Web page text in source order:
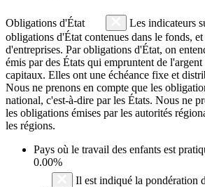
Obligations d'État
Les indicateurs
obligations d'État contenues dans le fonds,
d'entreprises. Par obligations d'État, on
émis par des États qui empruntent de
capitaux. Elles ont une échéance fixe et
Nous ne prenons en compte que les
national, c'est-à-dire par les États. Nous ne
les obligations émises par les autorités
les régions.
Pays où le travail des enfants est
0.00%
Il est indiqué la pondération